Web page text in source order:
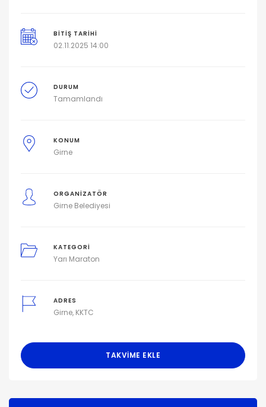
BITIŞ TARIHI
02.11.2025 14:00
DURUM
Tamamlandı
KONUM
Girne
ORGANIZATÖR
Girne Belediyesi
KATEGORI
Yarı Maraton
ADRES
Girne, KKTC
TAKVIME EKLE